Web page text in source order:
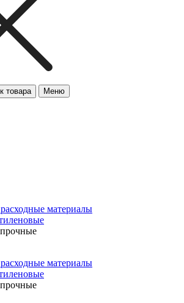
Меню
материалы
материалы